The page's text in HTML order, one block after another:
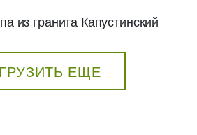
из гранита Капустинский
ЕЩЕ